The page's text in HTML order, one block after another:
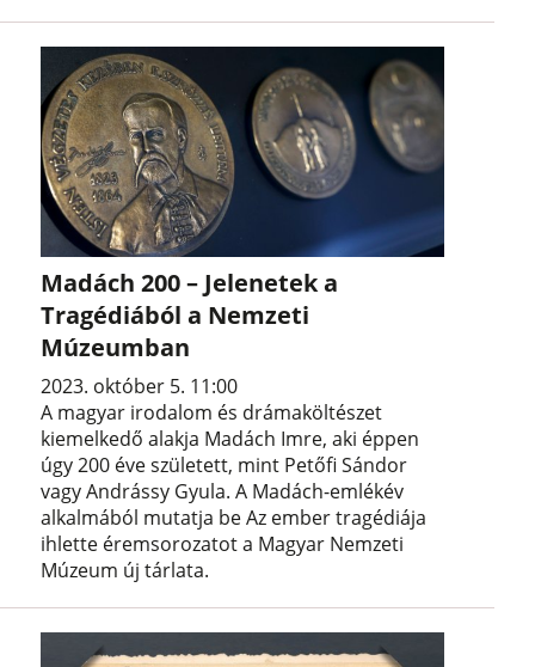
Madách 200 – Jelenetek a
Tragédiából a Nemzeti
Múzeumban
2023. október 5. 11:00
A magyar irodalom és drámaköltészet
kiemelkedő alakja Madách Imre, aki éppen
úgy 200 éve született, mint Petőfi Sándor
vagy Andrássy Gyula. A Madách-emlékév
alkalmából mutatja be Az ember tragédiája
ihlette éremsorozatot a Magyar Nemzeti
Múzeum új tárlata.